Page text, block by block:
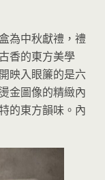
為中秋獻禮，禮
香的東方美學
映入眼簾的是六
金圖像的精緻內
的東方韻味。內